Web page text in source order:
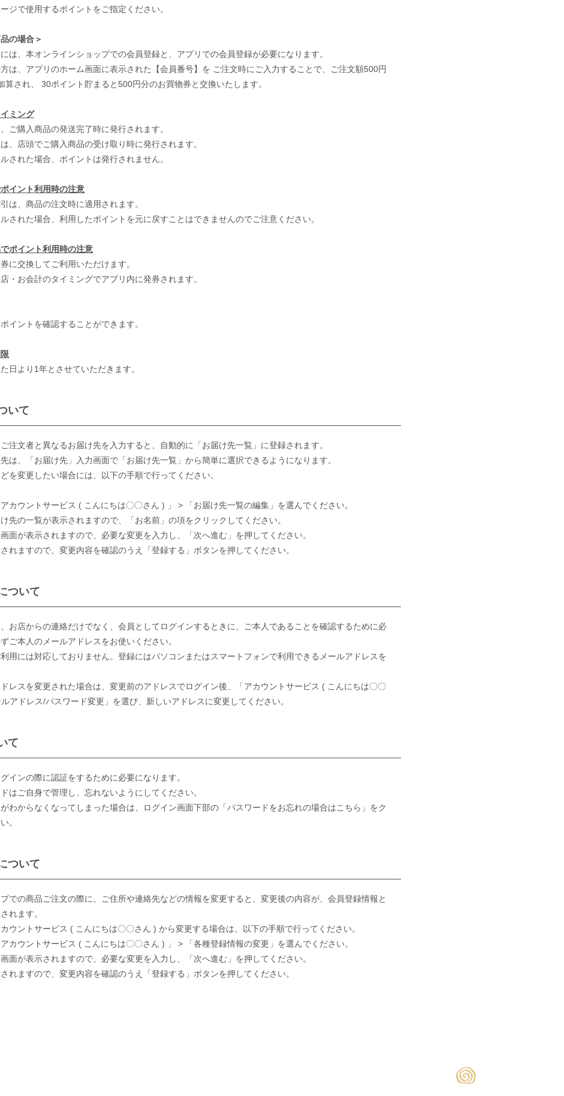
ジで使用するポイントをご指定ください。
の場合＞
は、本オンラインショップでの会員登録と、アプリでの会員登録が必要になります。
は、アプリのホーム画面に表示された【会員番号】を ご注文時にご入力することで、ご注文額500円
算され、 30ポイント貯まると500円分のお買物券と交換いたします。
ミング
ご購入商品の発送完了時に発行されます。
、店頭でご購入商品の受け取り時に発行されます。
された場合、ポイントは発行されません。
イント利用時の注意
は、商品の注文時に適用されます。
された場合、利用したポイントを元に戻すことはできませんのでご注意ください。
ポイント利用時の注意
に交換してご利用いただけます。
・お会計のタイミングでアプリ内に発券されます。
イントを確認することができます。
日より1年とさせていただきます。
いて
注文者と異なるお届け先を入力すると、自動的に「お届け先一覧」に登録されます。
は、「お届け先」入力画面で「お届け先一覧」から簡単に選択できるようになります。
を変更したい場合には、以下の手順で行ってください。
カウントサービス ( こんにちは〇〇さん ) 」 > 「お届け先一覧の編集」を選んでください。
先の一覧が表示されますので、「お名前」の項をクリックしてください。
面が表示されますので、必要な変更を入力し、「次へ進む」を押してください。
れますので、変更内容を確認のうえ「登録する」ボタンを押してください。
ついて
お店からの連絡だけでなく、会員としてログインするときに、ご本人であることを確認するために必
ご本人のメールアドレスをお使いください。
用には対応しておりません。登録にはパソコンまたはスマートフォンで利用できるメールアドレスを
レスを変更された場合は、変更前のアドレスでログイン後、「アカウントサービス ( こんにちは〇〇
アドレス/パスワード変更」を選び、新しいアドレスに変更してください。
て
インの際に認証をするために必要になります。
はご自身で管理し、忘れないようにしてください。
わからなくなってしまった場合は、ログイン画面下部の「パスワードをお忘れの場合はこちら」をク
。
ついて
での商品ご注文の際に、ご住所や連絡先などの情報を変更すると、変更後の内容が、会員登録情報と
れます。
ウントサービス ( こんにちは〇〇さん ) から変更する場合は、以下の手順で行ってください。
カウントサービス ( こんにちは〇〇さん ) 」 > 「各種登録情報の変更」を選んでください。
面が表示されますので、必要な変更を入力し、「次へ進む」を押してください。
れますので、変更内容を確認のうえ「登録する」ボタンを押してください。